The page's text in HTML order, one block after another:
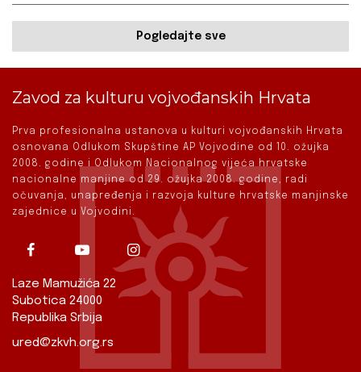
Pogledajte sve
Zavod za kulturu vojvođanskih Hrvata
Prva profesionalna ustanova u kulturi vojvođanskih Hrvata
osnovana Odlukom Skupštine AP Vojvodine od 10. ožujka
2008. godine i Odlukom Nacionalnog vijeća hrvatske
nacionalne manjine od 29. ožujka 2008. godine, radi
očuvanja, unapređenja i razvoja kulture hrvatske manjinske
zajednice u Vojvodini.
Laze Mamužića 22
Subotica 24000
Republika Srbija
ured@zkvh.org.rs